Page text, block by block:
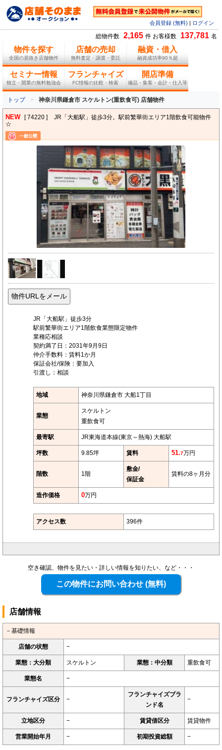
会員登録 (無料) ログイン
総物件数 2,165 件 お客様数 137,781 名
物件を探す
全国の居抜き店舗物件
店舗の売却
無料査定・譲渡・委託
融資・借入
融資成功率90％超
セミナー情報
独立・開業の無料勉強会
フランチャイズ
FC情報の比較・検索
開店準備
備品・集客・会計・仕入等
トップ 神奈川県鎌倉市 スケルトン(重飲食可) 店舗物件
NEW [ 74220 ]
JR「大船駅」徒歩3分。駅前繁華街エリア1階飲食可能物件
☆
JR「大船駅」徒歩3分
駅前繁華街エリア1階飲食業態限定物件
業種応相談
契約満了日：2031年9月9日
仲介手数料：賃料1か月
保証会社/保険：要加入
引渡し：相談
地域 神奈川県鎌倉市 大船1丁目
業態
スケルトン
重飲食可
最寄駅 JR東海道本線(東京～熱海) 大船駅
坪数 9.85坪 賃料 51.7万円
階数 1階
敷金/
保証金
賃料の8ヶ月分
造作価格 0万円
アクセス数 396件
空き確認、物件を見たい・詳しい情報を知りたい、など・・・
店舗情報
－基礎情報
店舗の状態 −
業態：大分類 スケルトン 業態：中分類 重飲食可
業態名 −
フランチャイズ区分 −
フランチャイズブラ
ンド名
−
立地区分 − 賃貸借区分 賃貸物件
営業開始年月 − 初期投資総額 −